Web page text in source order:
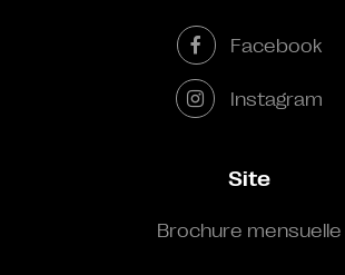
Facebook
Instagram
Site
Brochure mensuelle